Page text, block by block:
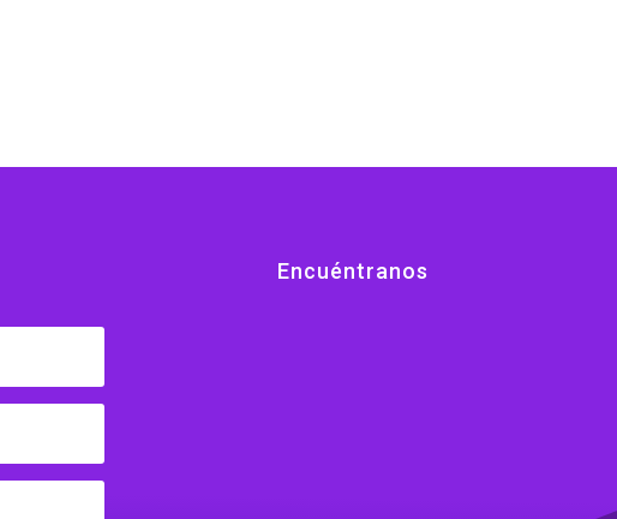
Encuéntranos